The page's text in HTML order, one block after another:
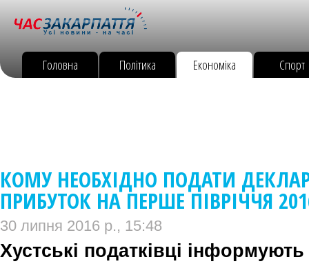
Головна Політика Економіка Спорт
КОМУ НЕОБХІДНО ПОДАТИ
ПРИБУТОК НА ПЕРШЕ ПІВРІЧЧЯ
30 липня 2016 р., 15:48
Хустські податківці інформують